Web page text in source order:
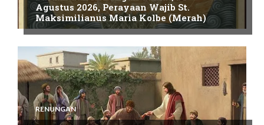
Agustus 2026, Perayaan Wajib St.
Maksimilianus Maria Kolbe (Merah)
RENUNGAN